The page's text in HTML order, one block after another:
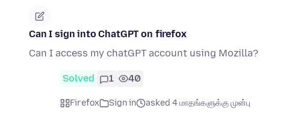
Can I sign into ChatGPT on firefox
Can I access my chatGPT account using Mozilla?
Solved 1 40
Firefox Sign in asked 4 மாதங்களுக்கு முன்பு